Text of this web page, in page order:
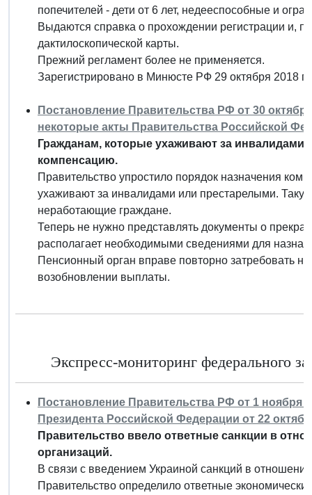
попечителей - дети от 6 лет, недееспособные и
Выдаются справка о прохождении регистрации и,
дактилоскопической карты.
Прежний регламент более не применяется.
Зарегистрировано в Минюсте РФ 29 октября 2018
Постановление Правительства РФ от 30
некоторые акты Правительства Российской
Гражданам, которые ухаживают за
компенсацию.
Правительство упростило порядок назначения
ухаживают за инвалидами или престарелыми.
неработающие граждане.
Теперь не нужно представлять документы о
располагает необходимыми сведениями для
Пенсионный орган вправе повторно затребовать
возобновлении выплаты.
Экспресс-мониторинг федерального
Постановление Правительства РФ от 1 ноября
Президента Российской Федерации от 22
Правительство ввело ответные санкции в
организаций.
В связи с введением Украиной санкций в
Правительство определило ответные